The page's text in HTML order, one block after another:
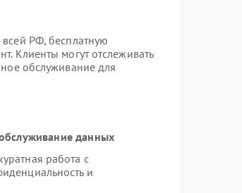
всей РФ, бесплатную
Клиенты могут отслеживать
обслуживание для
данных
работа с
и